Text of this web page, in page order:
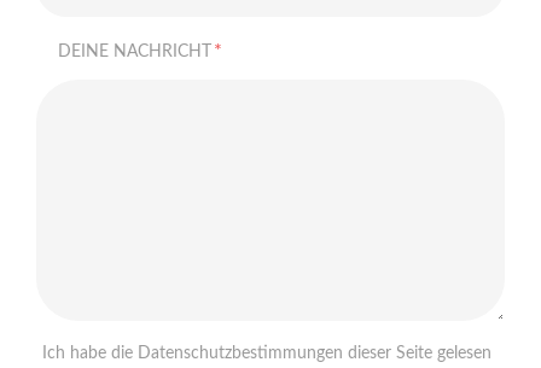
DEINE NACHRICHT *
Ich habe die Datenschutzbestimmungen dieser Seite gelesen